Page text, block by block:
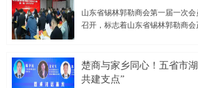
加工有限公司、鹊鹞通用航空服
大豫商贸有限公司等企业，通过
激发企业家敢闯敢拼的精神，在
彩篇章，为全区经济高质量发展做
山东省锡林郭勒商会第一届一次
召开，标志着山东省锡林郭勒商会
《关于同意召开山东省锡林郭勒
议并通过了《山东省锡林郭勒商会
楚商与家乡同心！五省市
共建支点”